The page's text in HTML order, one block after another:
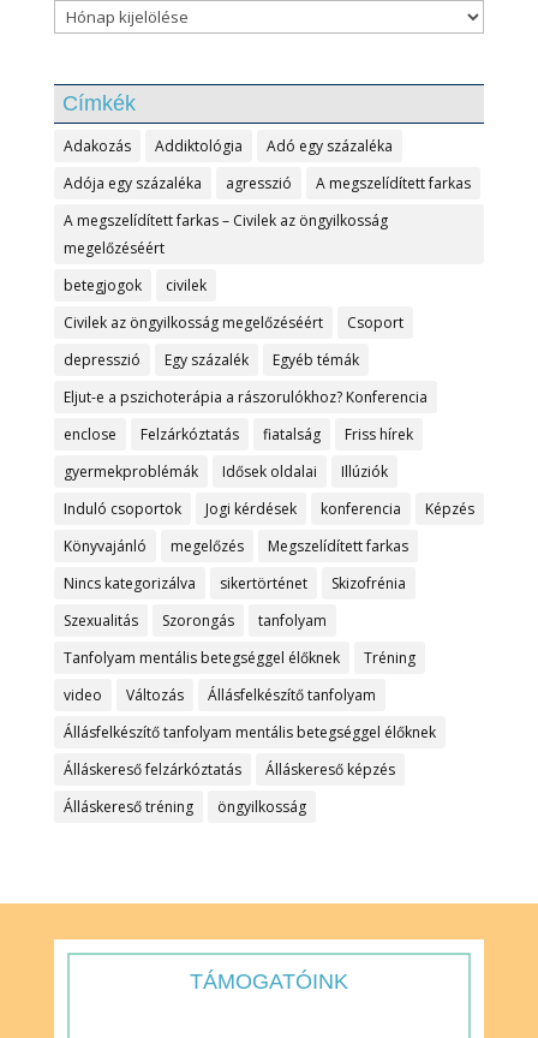
Archívum
Címkék
Adakozás Addiktológia
Adó egy százaléka
Adója egy százaléka
agresszió
A megszelídített farkas
A megszelídített farkas – Civilek az öngyilkosság
megelőzéséért
betegjogok
civilek
Civilek az öngyilkosság megelőzéséért
Csoport
depresszió
Egy százalék
Egyéb témák
Eljut-e a pszichoterápia a rászorulókhoz? Konferencia
enclose
Felzárkóztatás fiatalság
Friss hírek
gyermekproblémák
Idősek oldalai
Illúziók
Induló csoportok
Jogi kérdések konferencia
Képzés
Könyvajánló
megelőzés
Megszelídített farkas
Nincs kategorizálva
sikertörténet
Skizofrénia
Szexualitás
Szorongás
tanfolyam
Tanfolyam mentális betegséggel élőknek
Tréning
video
Változás
Állásfelkészítő tanfolyam
Állásfelkészítő tanfolyam mentális betegséggel élőknek
Álláskereső felzárkóztatás
Álláskereső képzés
Álláskereső tréning
öngyilkosság
TÁMOGATÓINK